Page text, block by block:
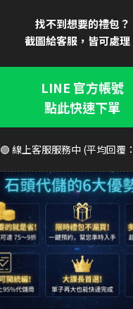
找不到想要的禮包？
截圖給客服，皆可處理
LINE 官方帳號
點此快速下單
🟢 線上客服服務中 (平均回覆